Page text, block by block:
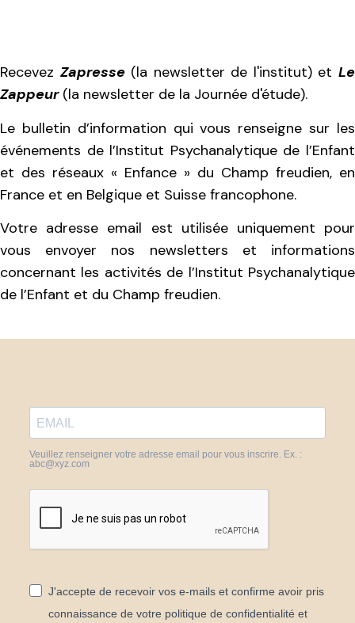
Recevez Zapresse(la newsletter de l'institut) etLe
Zappeur(la newsletter de la Journée d'étude).
Le bulletin d’information qui vous renseigne sur les
événements de l’Institut Psychanalytique de l’Enfant
et des réseaux « Enfance » du Champ freudien, en
France et en Belgique et Suisse francophone.
Votre adresse email est utilisée uniquement pour
vous envoyer nos newsletters et informations
concernant les activités de l’Institut Psychanalytique
de l’Enfant et du Champ freudien.
Veuillez renseigner votre adresse email pour vous inscrire. Ex. :
abc@xyz.com
J'accepte de recevoir vos e-mails et confirme avoir pris
connaissance de votre politique de confidentialité et